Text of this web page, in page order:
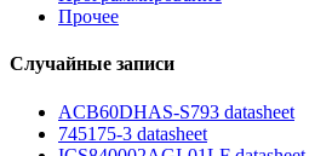
Прочее
Случайные записи
ACB60DHAS-S793 datasheet
745175-3 datasheet